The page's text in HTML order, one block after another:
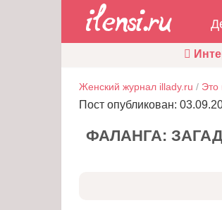
Женский журнал illady.ru / Это
Пост опубликован:
ФАЛАНГА: